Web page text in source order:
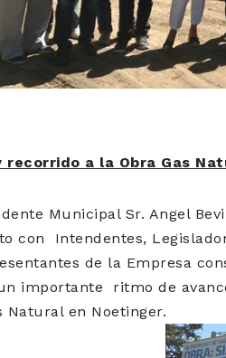
recorrido a la Obra Gas
Municipal Sr. Angel
con Intendentes,
de la Empresa
importante ritmo de
Natural en Noetinger.